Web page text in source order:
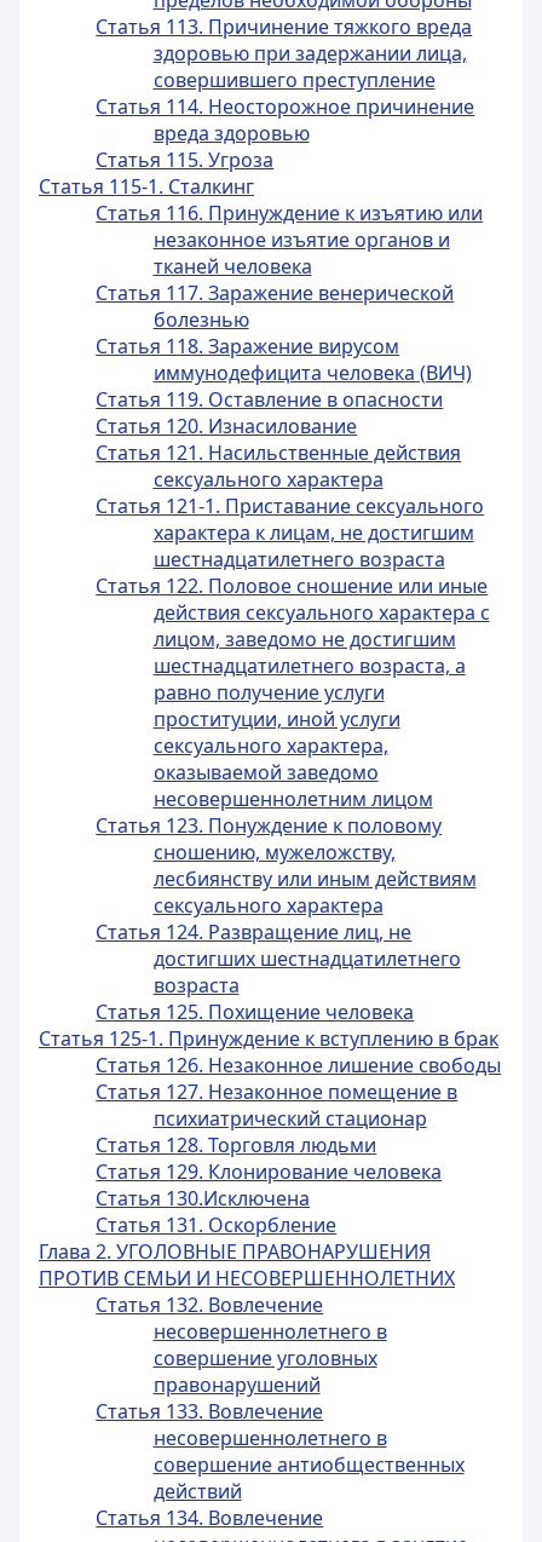
Статья 113. Причинение тяжкого вреда
здоровью при задержании лица,
совершившего преступление
Статья 114. Неосторожное причинение
вреда здоровью
Статья 115. Угроза
Статья 115-1. Сталкинг
Статья 116. Принуждение к изъятию или
незаконное изъятие органов и
тканей человека
Статья 117. Заражение венерической
болезнью
Статья 118. Заражение вирусом
иммунодефицита человека (ВИЧ)
Статья 119. Оставление в опасности
Статья 120. Изнасилование
Статья 121. Насильственные действия
сексуального характера
Статья 121-1. Приставание сексуального
характера к лицам, не достигшим
шестнадцатилетнего возраста
Статья 122. Половое сношение или иные
действия сексуального характера с
лицом, заведомо не достигшим
шестнадцатилетнего возраста, а
равно получение услуги
проституции, иной услуги
сексуального характера,
оказываемой заведомо
несовершеннолетним лицом
Статья 123. Понуждение к половому
сношению, мужеложству,
лесбиянству или иным действиям
сексуального характера
Статья 124. Развращение лиц, не
достигших шестнадцатилетнего
возраста
Статья 125. Похищение человека
Статья 125-1. Принуждение к вступлению в брак
Статья 126. Незаконное лишение свободы
Статья 127. Незаконное помещение в
психиатрический стационар
Статья 128. Торговля людьми
Статья 129. Клонирование человека
Статья 130.Исключена
Статья 131. Оскорбление
Глава 2. УГОЛОВНЫЕ ПРАВОНАРУШЕНИЯ
ПРОТИВ СЕМЬИ И НЕСОВЕРШЕННОЛЕТНИХ
Статья 132. Вовлечение
несовершеннолетнего в
совершение уголовных
правонарушений
Статья 133. Вовлечение
несовершеннолетнего в
совершение антиобщественных
действий
Статья 134. Вовлечение